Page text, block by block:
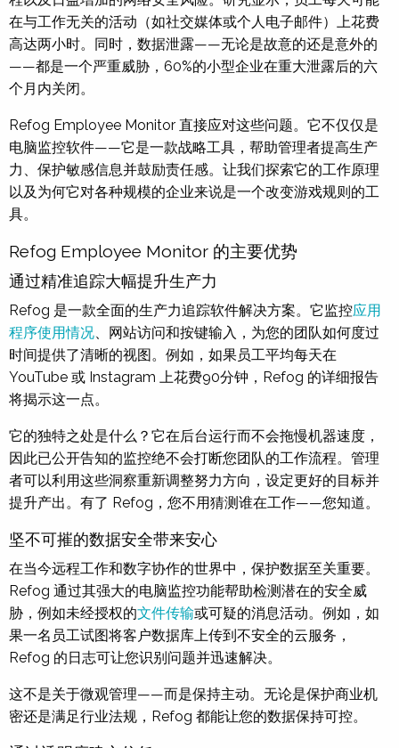
在与工作无关的活动（如社交媒体或个人电子邮件）上花费
高达两小时。同时，数据泄露——无论是故意的还是意外的
——都是一个严重威胁，60%的小型企业在重大泄露后的六
个月内关闭。
Refog Employee Monitor 直接应对这些问题。它不仅仅是
电脑监控软件——它是一款战略工具，帮助管理者提高生产
力、保护敏感信息并鼓励责任感。让我们探索它的工作原理
以及为何它对各种规模的企业来说是一个改变游戏规则的工
具。
Refog Employee Monitor 的主要优势
通过精准追踪大幅提升生产力
Refog 是一款全面的生产力追踪软件解决方案。它监控应用
程序使用情况、网站访问和按键输入，为您的团队如何度过
时间提供了清晰的视图。例如，如果员工平均每天在
YouTube 或 Instagram 上花费90分钟，Refog 的详细报告
将揭示这一点。
它的独特之处是什么？它在后台运行而不会拖慢机器速度，
因此已公开告知的监控绝不会打断您团队的工作流程。管理
者可以利用这些洞察重新调整努力方向，设定更好的目标并
提升产出。有了 Refog，您不用猜测谁在工作——您知道。
坚不可摧的数据安全带来安心
在当今远程工作和数字协作的世界中，保护数据至关重要。
Refog 通过其强大的电脑监控功能帮助检测潜在的安全威
胁，例如未经授权的文件传输或可疑的消息活动。例如，如
果一名员工试图将客户数据库上传到不安全的云服务，
Refog 的日志可让您识别问题并迅速解决。
这不是关于微观管理——而是保持主动。无论是保护商业机
密还是满足行业法规，Refog 都能让您的数据保持可控。